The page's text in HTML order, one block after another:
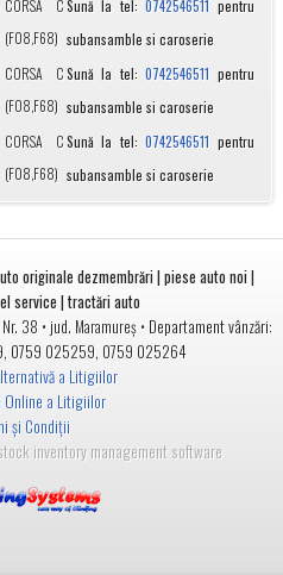
CORSA C
(F08,F68)
Sună la tel:0742546511 pentru
subansamble si caroserie
CORSA C
(F08,F68)
Sună la tel:0742546511 pentru
subansamble si caroserie
CORSA C
(F08,F68)
Sună la tel:0742546511 pentru
subansamble si caroserie
originale dezmembrări | piese auto noi |
service | tractări auto
Nr. 38 • jud. Maramureș • Departament vânzări:
, 0759 025259, 0759 025264
a Litigiilor
Online a Litigiilor
și Condiții
inventory management software